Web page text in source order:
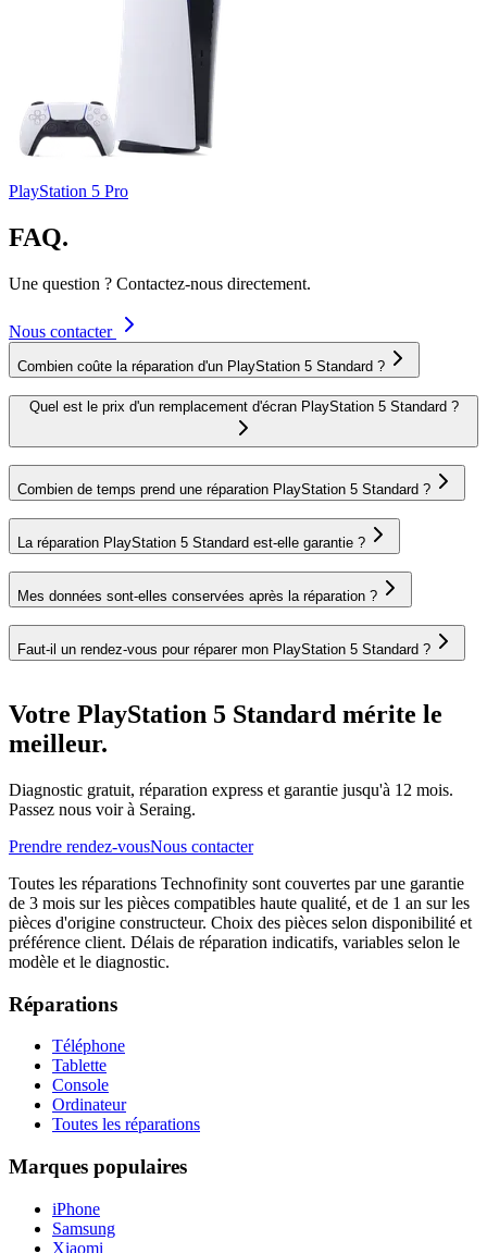
PlayStation 5 Pro
FAQ.
Une question ? Contactez-nous directement.
Nous contacter
Combien coûte la réparation d'un PlayStation 5 Standard ?
Quel est le prix d'un remplacement d'écran PlayStation 5 Standard ?
Combien de temps prend une réparation PlayStation 5 Standard ?
La réparation PlayStation 5 Standard est-elle garantie ?
Mes données sont-elles conservées après la réparation ?
Faut-il un rendez-vous pour réparer mon PlayStation 5 Standard ?
Votre PlayStation 5 Standard mérite le
meilleur.
Diagnostic gratuit, réparation express et garantie jusqu'à 12 mois.
Passez nous voir à Seraing.
Prendre rendez-vousNous contacter
Toutes les réparations Technofinity sont couvertes par une garantie
de 3 mois sur les pièces compatibles haute qualité, et de 1 an sur les
pièces d'origine constructeur. Choix des pièces selon disponibilité et
préférence client. Délais de réparation indicatifs, variables selon le
modèle et le diagnostic.
Réparations
Téléphone
Tablette
Console
Ordinateur
Toutes les réparations
Marques populaires
iPhone
Samsung
Xiaomi